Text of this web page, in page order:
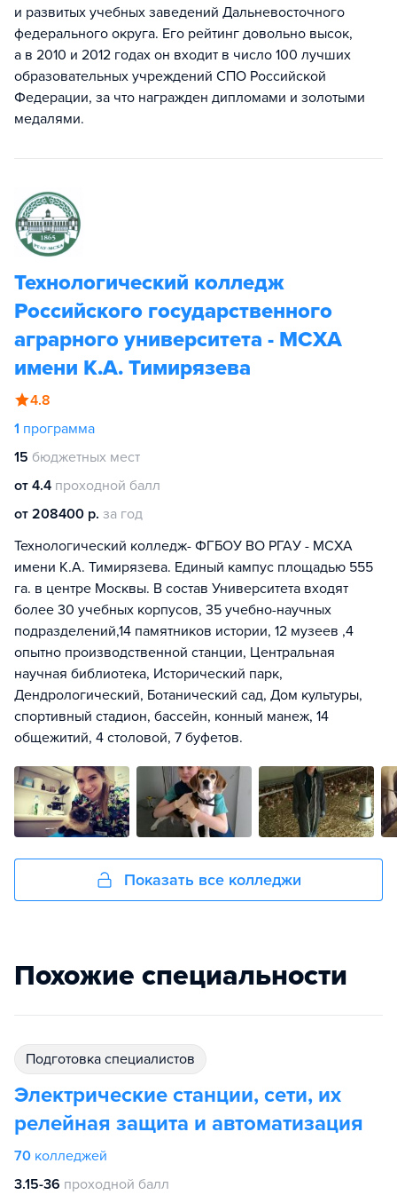
и развитых учебных заведений Дальневосточного
федерального округа. Его рейтинг довольно высок,
а в 2010 и 2012 годах он входит в число 100 лучших
образовательных учреждений СПО Российской
Федерации, за что награжден дипломами и золотыми
медалями.
Технологический колледж
Российского государственного
аграрного университета - МСХА
имени К.А. Тимирязева
4.8
1 программа
15 бюджетных мест
от 4.4 проходной балл
от 208400 р. за год
Технологический колледж- ФГБОУ ВО РГАУ - МСХА
имени К.А. Тимирязева. Единый кампус площадью 555
га. в центре Москвы. В состав Университета входят
более 30 учебных корпусов, 35 учебно-научных
подразделений,14 памятников истории, 12 музеев ,4
опытно производственной станции, Центральная
научная библиотека, Исторический парк,
Дендрологический, Ботанический сад, Дом культуры,
спортивный стадион, бассейн, конный манеж, 14
общежитий, 4 столовой, 7 буфетов.
Показать все колледжи
Похожие специальности
подготовка специалистов
Электрические станции, сети, их
релейная защита и автоматизация
70 колледжей
3.15-36 проходной балл